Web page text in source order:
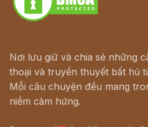
Nơi lưu giữ và chia sẻ những
thoại và truyền thuyết bất hủ
Mỗi câu chuyện đều mang
niềm cảm hứng.